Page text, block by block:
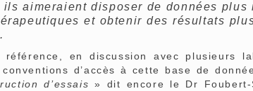
ils aimeraient disposer de données
et obtenir des résultats
référence, en discussion avec plusieurs
d’accès à cette base de
d’essais » dit encore le Dr